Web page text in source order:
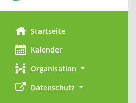
Startseite
Kalender
Organisation
Datenschutz